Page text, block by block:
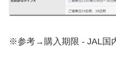
※参考→購入期限 - JAL国